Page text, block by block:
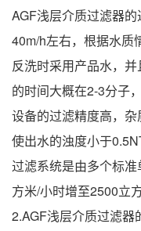
AGF浅层介质过滤器
40m/h左右，根据水质
反洗时采用产品水，
的时间大概在2-3分子
设备的过滤精度高，杂
使出水的浊度小于
过滤系统是由多个标
方米/小时增至2500立
2.AGF浅层介质过滤器